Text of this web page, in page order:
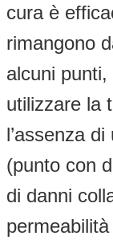
cura è
rimangono
alcuni
utilizzare la
l’assenza
(punto con
di danni